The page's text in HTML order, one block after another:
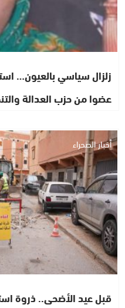
عضوا من حزب العدالة
أخبار الصحراء
قبل عيد الأضحى.. ذروة